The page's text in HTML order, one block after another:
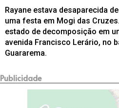
Rayane estava desaparecida
uma festa em Mogi das
estado de decomposição em
avenida Francisco Lerário, no
Guararema.
Publicidade